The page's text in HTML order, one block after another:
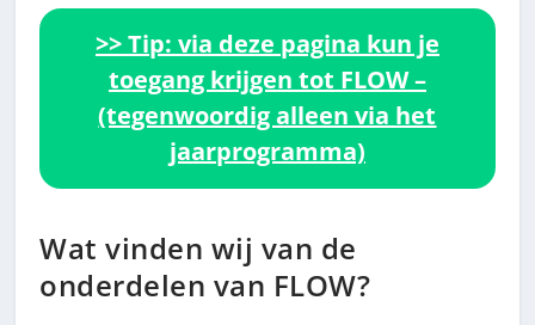
>> Tip: via deze pagina kun je
toegang krijgen tot FLOW –
(tegenwoordig alleen via het
jaarprogramma)
Wat vinden wij van de
onderdelen van FLOW?